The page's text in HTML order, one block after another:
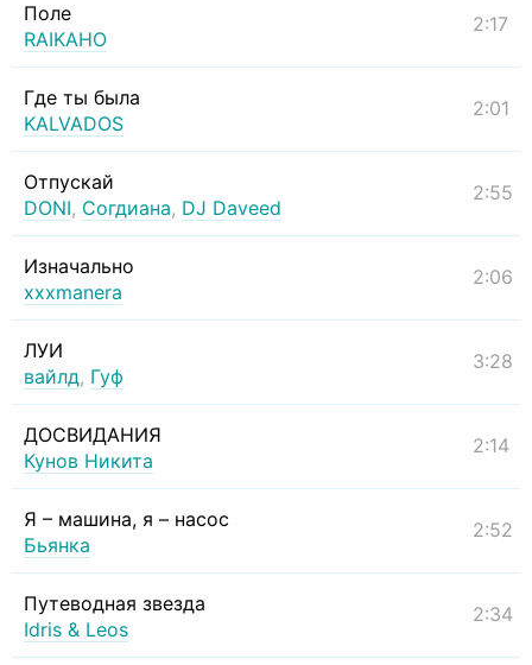
Поле
RAIKAHO
2:17
Где ты была
KALVADOS
2:01
Отпускай
DONI, Согдиана, DJ Daveed
2:55
Изначально
xxxmanera
2:06
ЛУИ
вайлд, Гуф
3:28
ДОСВИДАНИЯ
Кунов Никита
2:14
Я – машина, я – насос
Бьянка
2:52
Путеводная звезда
Idris & Leos
2:34